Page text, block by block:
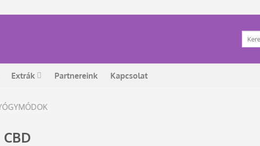
Keresés
Extrák Partnereink Kapcsolat
CBD